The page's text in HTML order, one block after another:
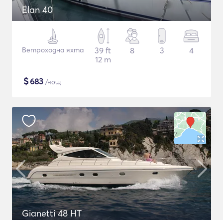
Elan 40
Ветроходна яхта
39 ft
12 m
8 3 4
$683 /нощ
Gianetti 48 HT